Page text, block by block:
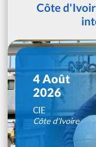
Côte
4 Août
2026
CIE
Côte d'Ivoire